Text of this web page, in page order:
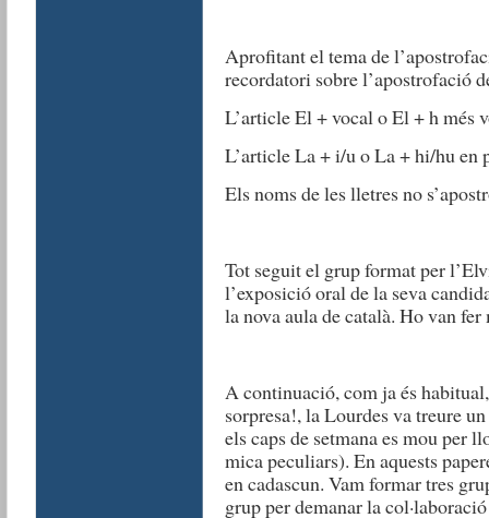
Aprofitant el tema de
recordatori sobre l’apostrofació
L’article El + vocal o El + h més
L’article La + i/u o La + hi/hu en
Els noms de les lletres no
Tot seguit el grup format per
l’exposició oral de la seva
la nova aula de català. Ho van
A continuació, com ja és
sorpresa!, la Lourdes va treure
els caps de setmana es mou per
mica peculiars). En aquests
en cadascun. Vam formar tres
grup per demanar la